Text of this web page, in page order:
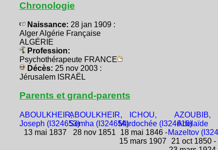
Chronologie
Naissance: 28 jan 1909 :
Alger Algérie Française
ALGÉRIE
Profession:
Psychothérapeute FRANCE
Décès: 25 nov 2003 :
Jérusalem ISRAËL
Parents et grand-parents
ABOULKHEIR,
Joseph (I324653)
13 mai 1837
ABOULKHEIR,
Semha (I324654)
28 nov 1851
ICHOU,
Mardochée (I324616)
18 mai 1846 -
15 mars 1907
AZOUBIB,
Adelaïde
Mazeltov
21 oct 1850 -